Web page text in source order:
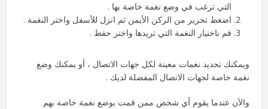
التي ترغب في وضع نغمة خاصة بها .
اضغط تحرير من الركن الأيمن ثم انزل للأسفل واختر النغمة .
قم باختيار النغمة التي تريدها واختر حفظ .
ويمكنك تحديد نغمات معينة لكل جهات الاتصال ، أو يمكنك وضع
نغمة خاصة لجهات الاتصال المفضلة لديك .
والآن عندما يقوم أي شخص ممن قمت بوضع نغمة خاصة بهم